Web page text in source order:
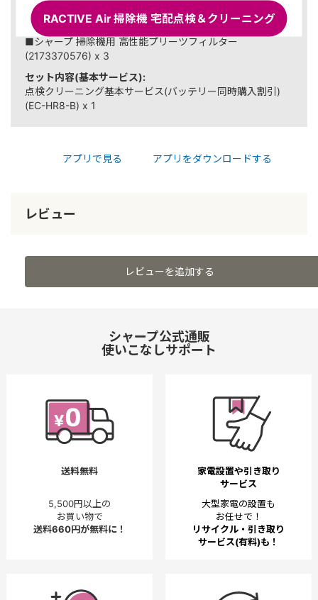
7SC25) x 1
セット内容(フィルター):
■シャープ 掃除機用 高性能プリーツフィルター
(2173370576) x 3
セット内容(基本サービス):
点検クリーニング基本サービス(バッテリー同時購入割引)
(EC-HR8-B) x 1
RACTIVE Air 掃除機 宅配点検＆クリーニング
アプリで見る アプリをダウンロードする
レビュー
レビューを追加する
シャープ公式通販
使いこなしサポート
送料無料
5,500円以上の
お買い物で
送料660円が無料に！
家電設置や引き取り
サービス
大型家電の設置も
お任せで！
リサイクル・引き取り
サービス(有料)も！